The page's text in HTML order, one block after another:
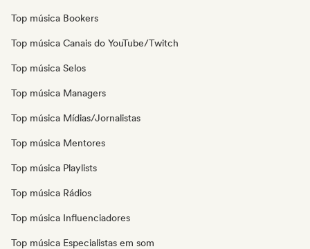
Top música Bookers
Top música Canais do YouTube/Twitch
Top música Selos
Top música Managers
Top música Mídias/Jornalistas
Top música Mentores
Top música Playlists
Top música Rádios
Top música Influenciadores
Top música Especialistas em som